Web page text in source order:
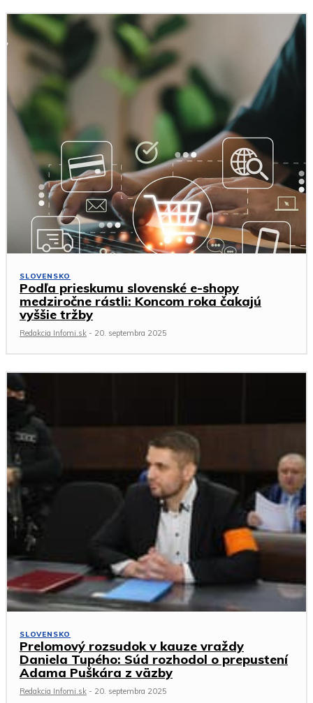
SLOVENSKO
Podľa prieskumu slovenské e-shopy
medziročne rástli: Koncom roka čakajú
vyššie tržby
Redakcia Infomi.sk - 20. septembra 2025
SLOVENSKO
Prelomový rozsudok v kauze vraždy
Daniela Tupého: Súd rozhodol o prepustení
Adama Puškára z väzby
Redakcia Infomi.sk - 20. septembra 2025